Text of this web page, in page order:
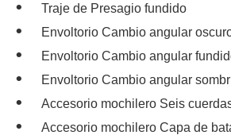
Traje de Presagio fundido
Envoltorio Cambio angular
Envoltorio Cambio angular
Envoltorio Cambio angular
Accesorio mochilero Seis
Accesorio mochilero Capa de